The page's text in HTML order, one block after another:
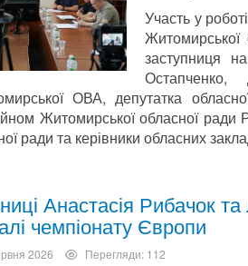
Участь у
заступниця
Остапченко,
ОВА, депутатка
Житомирської обласної ради
ради та керівники обласних
Анастасія Рибачок
чемпіонату Європи
2026 Перегляди: 112